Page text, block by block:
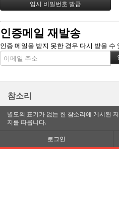
인증메일 재발송
인증 메일을 받지 못한 경우 다시 받을 수
참소리
별도의 표기가 없는 한 참소리에 게시된
지를 따릅니다.
로그인